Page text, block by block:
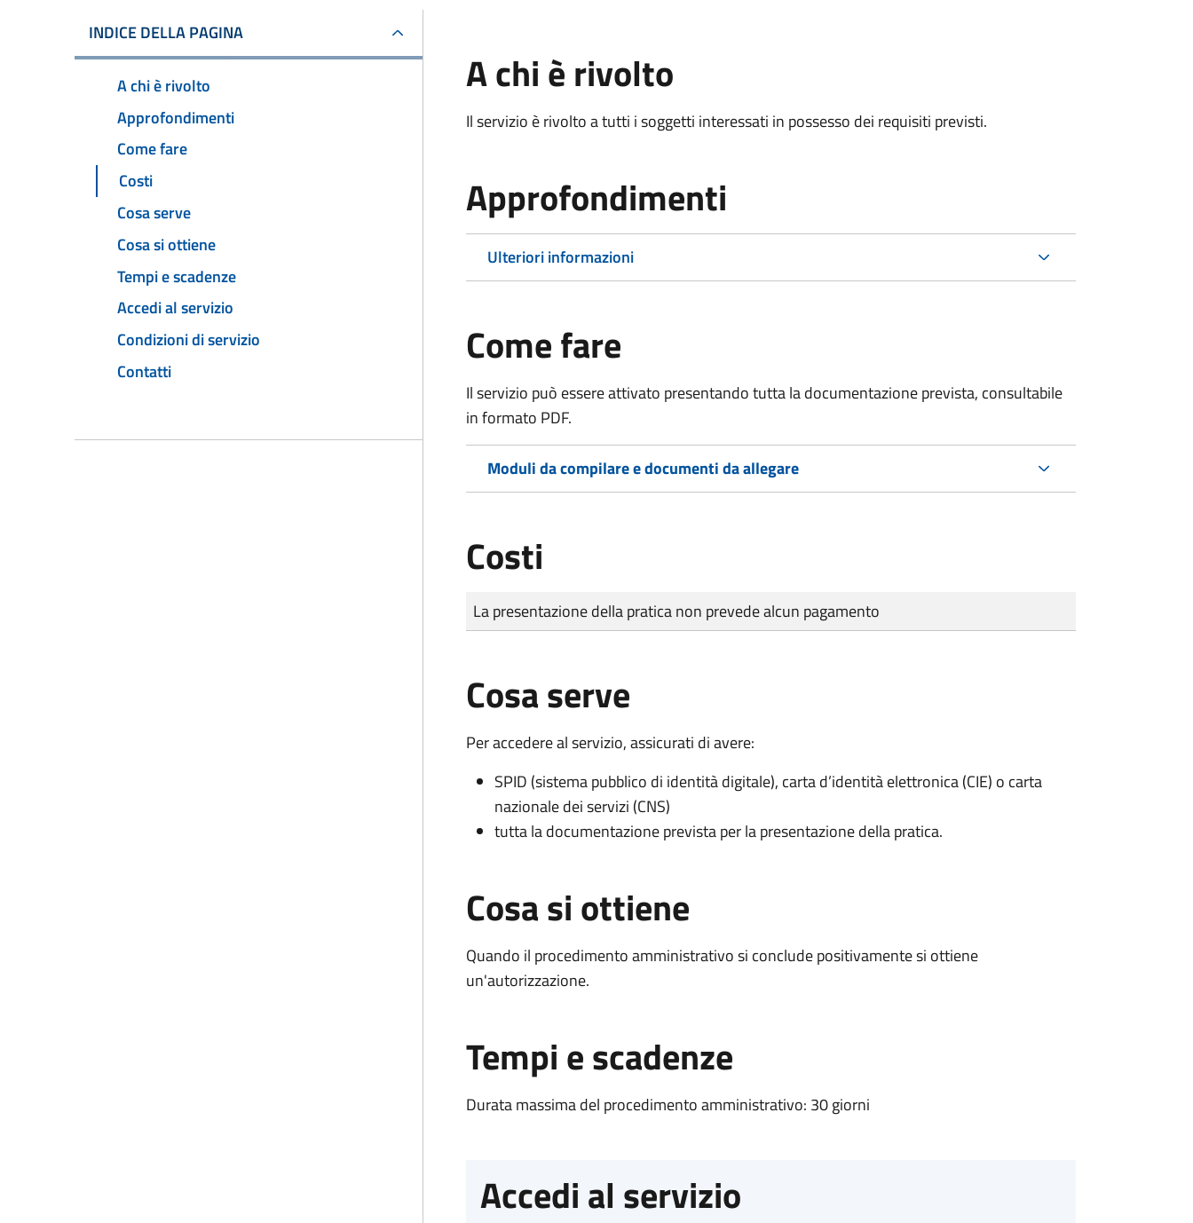
INDICE DELLA PAGINA
A chi è rivolto
Approfondimenti
Come fare
Costi
Cosa serve
Cosa si ottiene
Tempi e scadenze
Accedi al servizio
Condizioni di servizio
Contatti
A chi è rivolto
Il servizio è rivolto a tutti i soggetti interessati in possesso dei requisiti previsti.
Approfondimenti
Ulteriori informazioni
Come fare
Il servizio può essere attivato presentando tutta la documentazione prevista, consultabile
in formato PDF.
Moduli da compilare e documenti da allegare
Costi
Tipo di pagamento
Importo
La presentazione della pratica non prevede alcun pagamento
Cosa serve
Per accedere al servizio, assicurati di avere:
SPID (sistema pubblico di identità digitale), carta d’identità elettronica (CIE) o carta
nazionale dei servizi (CNS)
tutta la documentazione prevista per la presentazione della pratica.
Cosa si ottiene
Quando il procedimento amministrativo si conclude positivamente si ottiene
un'autorizzazione.
Tempi e scadenze
Durata massima del procedimento amministrativo: 30 giorni
Accedi al servizio